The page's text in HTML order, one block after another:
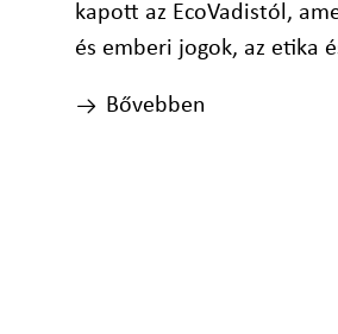
kapott az EcoVadistól,
és emberi jogok, az etika
Bővebben